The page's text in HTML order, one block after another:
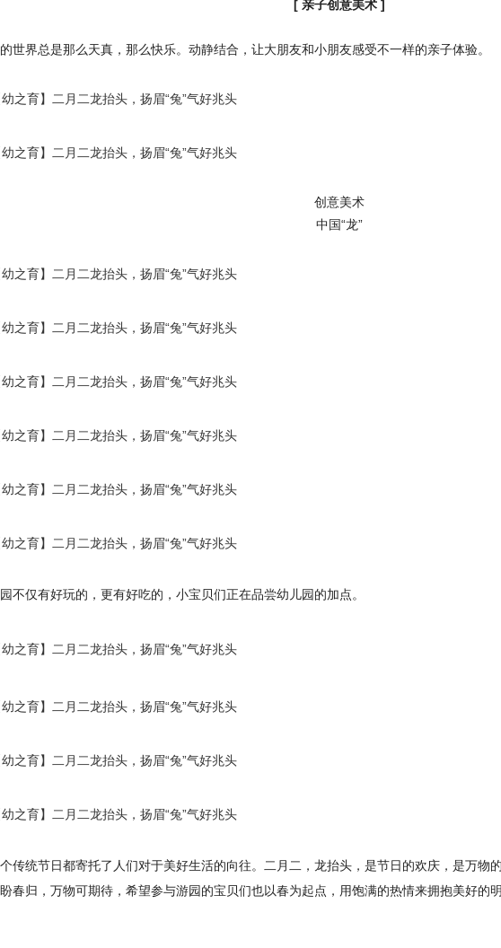
[ 亲子创意美术 ]
世界总是那么天真，那么快乐。动静结合，让大朋友和小朋友感受不一样的亲子体验。
创意美术
中国“龙”
不仅有好玩的，更有好吃的，小宝贝们正在品尝幼儿园的加点。
传统节日都寄托了人们对于美好生活的向往。二月二，龙抬头，是节日的欢庆，是万物
春归，万物可期待，希望参与游园的宝贝们也以春为起点，用饱满的热情来拥抱美好的